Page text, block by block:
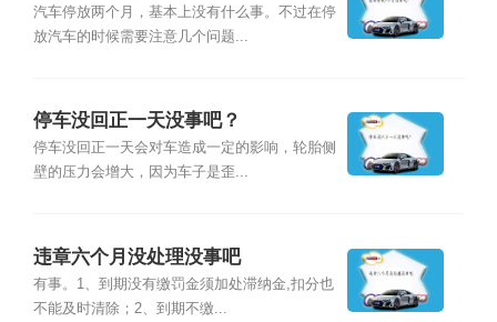
汽车停放两个月，基本上没有什么事。不过在停
放汽车的时候需要注意几个问题...
停车没回正一天没事吧？
停车没回正一天会对车造成一定的影响，轮胎侧
壁的压力会增大，因为车子是歪...
违章六个月没处理没事吧
有事。1、到期没有缴罚金须加处滞纳金,扣分也
不能及时清除；2、到期不缴...